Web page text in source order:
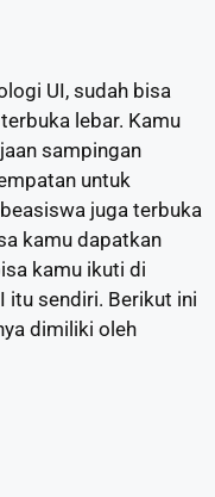
UI, sudah bisa
lebar. Kamu
sampingan
untuk
juga terbuka
kamu dapatkan
kamu ikuti di
itu sendiri. Berikut ini
dimiliki oleh